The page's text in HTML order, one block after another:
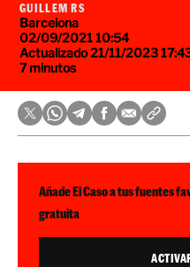
GUILLEM RS
Barcelona
02/09/2021 10:54
Actualizado 21/11/2023
7 minutos
Añade El Caso a tus fuentes
gratuita